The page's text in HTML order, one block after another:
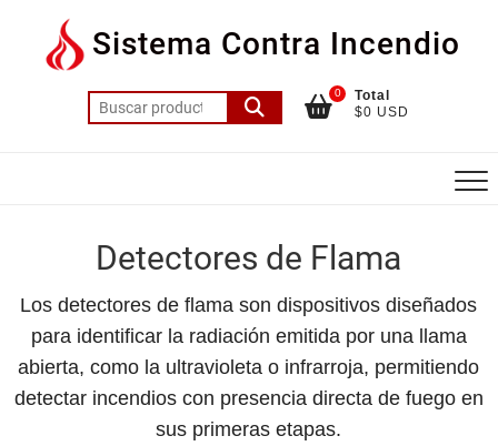
contenido
Sistema Contra Incendio
Buscar
0
Total
$0 USD
Detectores de Flama
Los detectores de flama son dispositivos diseñados
para identificar la radiación emitida por una llama
abierta, como la ultravioleta o infrarroja, permitiendo
detectar incendios con presencia directa de fuego en
sus primeras etapas.